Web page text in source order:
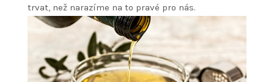
trvat, než narazíme na to pravé pro nás.